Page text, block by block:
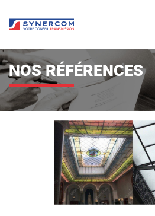
NOS RÉFÉRENCES